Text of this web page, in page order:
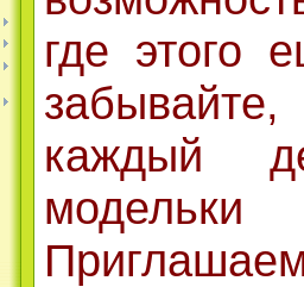
где этого
каждый